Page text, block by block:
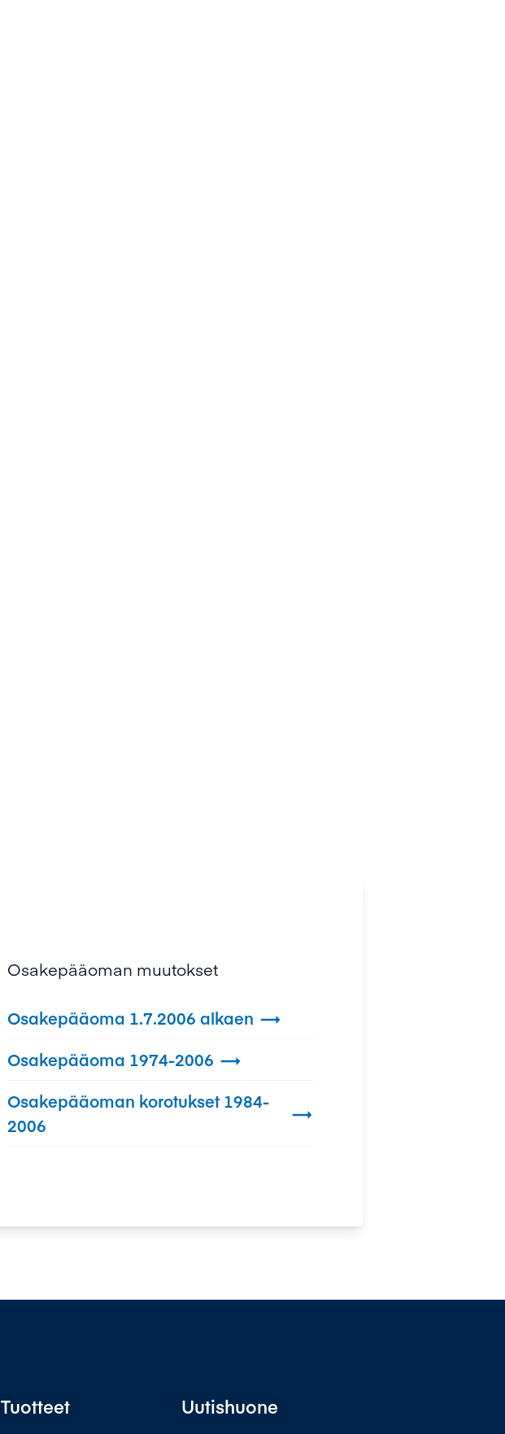
Osakepääoman muutokset
Osakepääoma 1.7.2006 alkaen 
Osakepääoma 1974-2006 
Osakepääoman korotukset 1984-
2006

Tuotteet
Uutishuone